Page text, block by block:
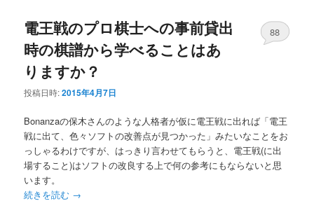
電王戦のプロ棋士への事前貸出
時の棋譜から学べることはあ
りますか？
投稿日時:2015年4月7日
88
Bonanzaの保木さんのような人格者が仮に電王戦に出れば「電王
戦に出て、色々ソフトの改善点が見つかった」みたいなことをお
っしゃるわけですが、はっきり言わせてもらうと、電王戦(に出
場すること)はソフトの改良する上で何の参考にもならないと思
います。
続きを読む →